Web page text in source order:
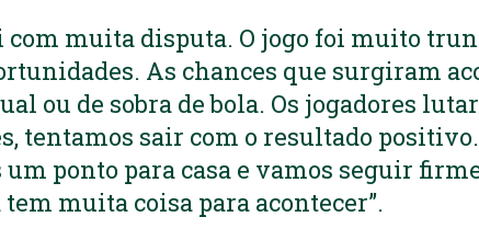
com muita disputa. O jogo foi muito
As chances que surgiram
ou de sobra de bola. Os jogadores
tentamos sair com o resultado
ponto para casa e vamos seguir
muita coisa para acontecer”.